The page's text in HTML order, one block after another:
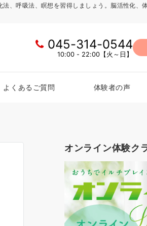
、呼吸法、瞑想を習得しましょう。脳活性化、
045-314-0544
10:00 - 22:00【火～日】
よくあるご質問 体験者の声
オンライン体験ク